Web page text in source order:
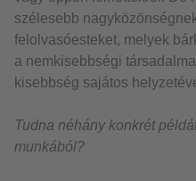
szélesebb
felolvasóesteket, melyek
a nemkisebbségi
kisebbség sajátos
Tudna néhány konkrét
munkából?